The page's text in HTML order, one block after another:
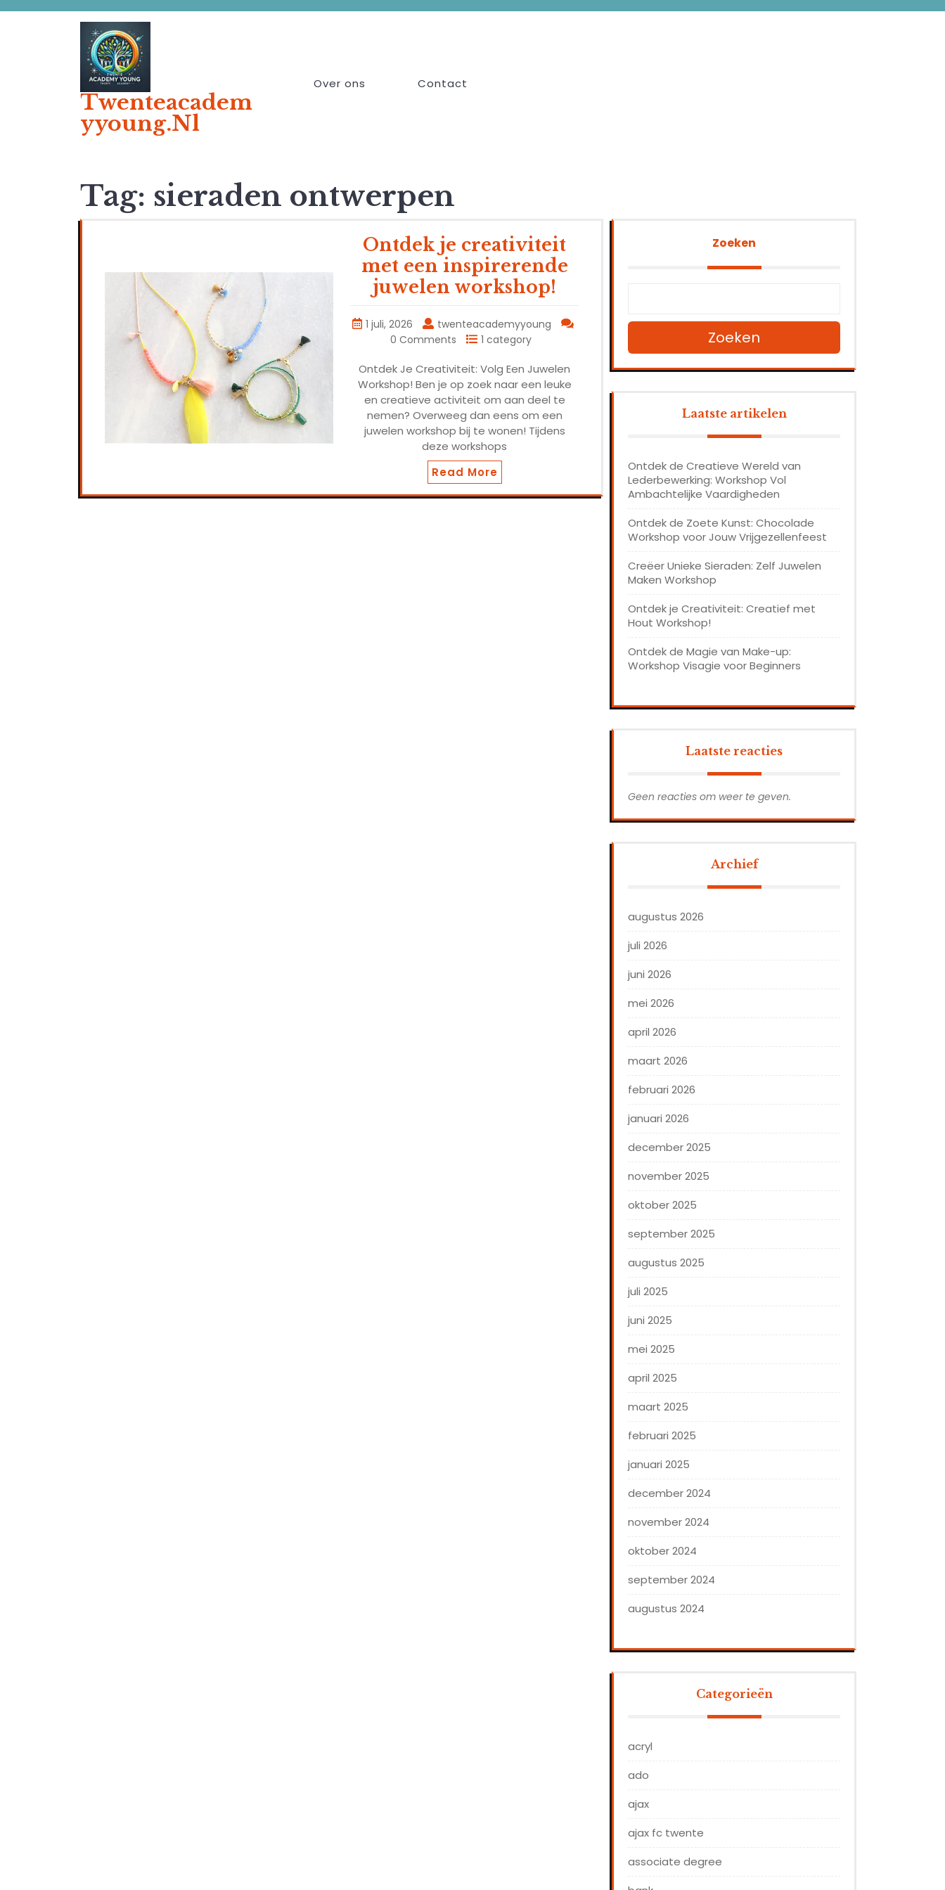
Twenteacadem
Yyoung.nl
Over ons Contact
Tag: sieraden ontwerpen
Ontdek je creativiteit
met een inspirerende
juwelen workshop!
1 juli, 2026
twenteacademyyoung
0 Comments
1 category
Ontdek Je Creativiteit: Volg Een Juwelen
Workshop! Ben je op zoek naar een leuke
en creatieve activiteit om aan deel te
nemen? Overweeg dan eens om een
juwelen workshop bij te wonen! Tijdens
deze workshops
Read More
Zoeken
Zoeken
Laatste artikelen
Ontdek de Creatieve Wereld van
Lederbewerking: Workshop Vol
Ambachtelijke Vaardigheden
Ontdek de Zoete Kunst: Chocolade
Workshop voor Jouw Vrijgezellenfeest
Creëer Unieke Sieraden: Zelf Juwelen
Maken Workshop
Ontdek je Creativiteit: Creatief met
Hout Workshop!
Ontdek de Magie van Make-up:
Workshop Visagie voor Beginners
Laatste reacties
Geen reacties om weer te geven.
Archief
augustus 2026
juli 2026
juni 2026
mei 2026
april 2026
maart 2026
februari 2026
januari 2026
december 2025
november 2025
oktober 2025
september 2025
augustus 2025
juli 2025
juni 2025
mei 2025
april 2025
maart 2025
februari 2025
januari 2025
december 2024
november 2024
oktober 2024
september 2024
augustus 2024
Categorieën
acryl
ado
ajax
ajax fc twente
associate degree